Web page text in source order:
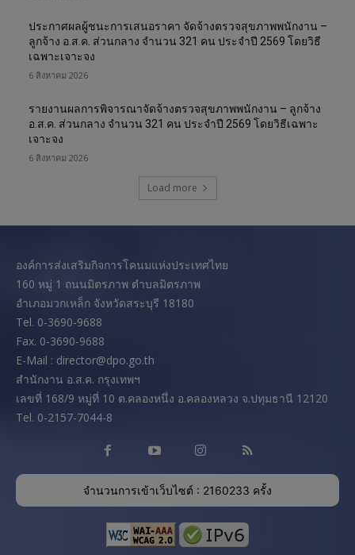
ประกาศผลผู้ชนะการเสนอราคา จัดจ้างตรวจสุขภาพพนักงาน –
ลูกจ้าง อ.ส.ค. ส่วนกลาง จำนวน 321 คน ประจำปี 2569 โดยวิธี
เฉพาะเจาะจง
6 สิงหาคม 2026
รายงานผลการพิจารณาจัดจ้างตรวจสุขภาพพนักงาน – ลูกจ้าง
อ.ส.ค. ส่วนกลาง จำนวน 321 คน ประจำปี 2569 โดยวิธีเฉพาะ
เจาะจง
6 สิงหาคม 2026
Load more
องค์การส่งเสริมกิจการโคนมแห่งประเทศไทย
160 หมู่ 1 ถนนมิตรภาพ ตำบลมิตรภาพ
อำเภอมวกเหล็ก จังหวัดสระบุรี 18180
Tel. 0-3690-9688
Fax. 0-3690-9688
E-Mail : director@dpo.go.th
สํานักงาน อ.ส.ค. กรุงเทพฯ
เลขที่ 168/9 หมู่ที่ 10 ต.คลองหนึ่ง อ.คลองหลวง จ.ปทุมธานี 12120
Tel. 0-2157-7044-8
จำนวนการเข้าเว็บไซต์ : 2160233 ครั้ง